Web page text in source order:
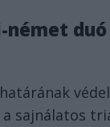
német
sajnálatos